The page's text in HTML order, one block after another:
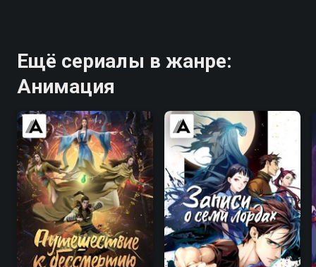
Ещё сериалы в жанре:
Анимация